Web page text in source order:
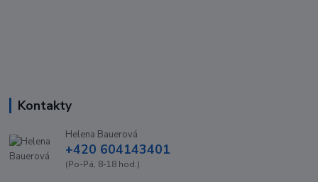
Kontakty
Helena Bauerová
+420 604143401
(Po-Pá, 8-18 hod.)